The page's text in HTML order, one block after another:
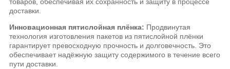
товаров, обеспечивая их сохранность и защиту в процессе
доставки.
Инновационная пятислойная плёнка: Продвинутая
технология изготовления пакетов из пятислойной плёнки
гарантирует превосходную прочность и долговечность. Это
обеспечивает надёжную защиту содержимого в течение всего
пути доставки.